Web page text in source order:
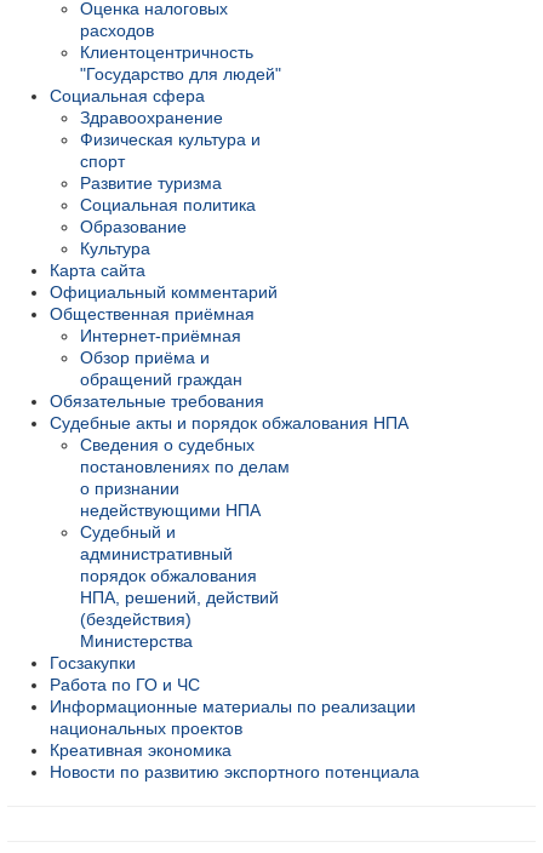
Оценка налоговых
расходов
Клиентоцентричность
"Государство для людей"
Социальная сфера
Здравоохранение
Физическая культура и
спорт
Развитие туризма
Социальная политика
Образование
Культура
Карта сайта
Официальный комментарий
Общественная приёмная
Интернет-приёмная
Обзор приёма и
обращений граждан
Обязательные требования
Судебные акты и порядок обжалования НПА
Сведения о судебных
постановлениях по делам
о признании
недействующими НПА
Судебный и
административный
порядок обжалования
НПА, решений, действий
(бездействия)
Министерства
Госзакупки
Работа по ГО и ЧС
Информационные материалы по реализации
национальных проектов
Креативная экономика
Новости по развитию экспортного потенциала